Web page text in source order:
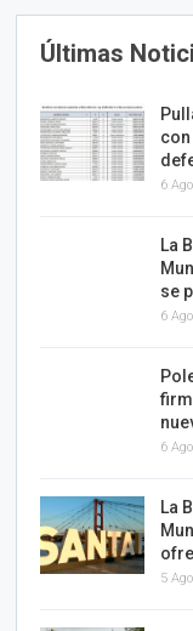
Últimas
con
6
La
se
6
6
La
5